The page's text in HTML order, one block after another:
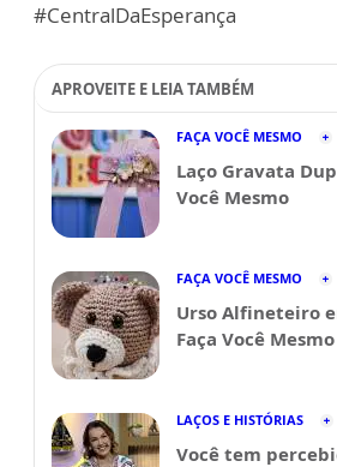
#CentralDaEsperança
APROVEITE E LEIA TAMBÉM
FAÇA VOCÊ MESMO
Laço Gravata
Você Mesmo
FAÇA VOCÊ MESMO
Urso Alfineteiro
Faça Você Mesmo
LAÇOS E HISTÓRIAS
Você tem